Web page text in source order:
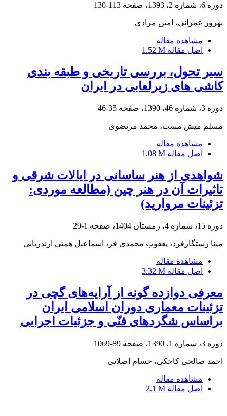
دوره 6، شماره 2، 1393، صفحه 113-130
بهروز عمرانی، امین مرادی
مشاهده مقاله
اصل مقاله 1.52 M
سیر تحول، بررسی تاریخی و طبقه بندی
کاشی های زیرلعابی در ایران
دوره 3، شماره 46، 1390، صفحه 35-46
مسلم میش مست، محمد مرتضوی
مشاهده مقاله
اصل مقاله 1.08 M
شواهدی از هنر ساسانی در ایالات شرقی و
تاثیرات آن در هنر چین (مطالعه موردی:
تزئینات مروارید)
دوره 15، شماره 4، زمستان 1404، صفحه 1-29
مینا رستگارفرد، یعقوب محمدی فر، اسماعیل همتی ازندریانی
مشاهده مقاله
اصل مقاله 3.32 M
معرفی دوازده گونه از آرایه‌های گچی در
تزئینات معماری دوران اسلامی ایران
براساس شگردهای فنّی و جزئیات اجرایی
دوره 3، شماره 1، 1390، صفحه 89-1069
احمد صالحی کاخکی، حسام اصلانی
مشاهده مقاله
اصل مقاله 2.1 M